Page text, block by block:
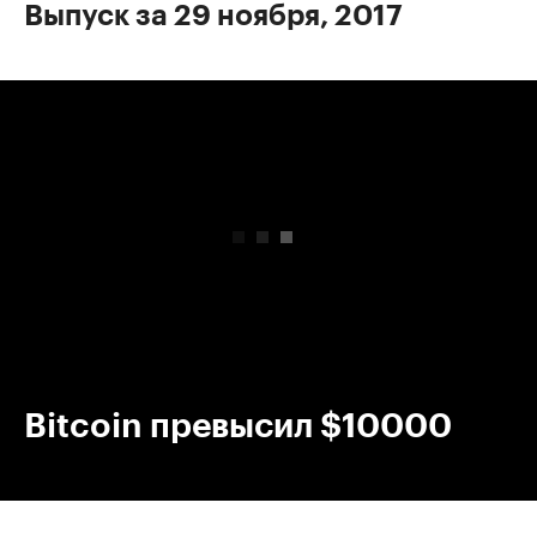
Выпуск за 29 ноября, 2017
Bitcoin превысил $10000